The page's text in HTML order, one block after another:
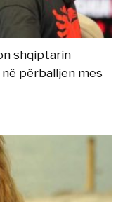
shqiptarin
përballjen mes